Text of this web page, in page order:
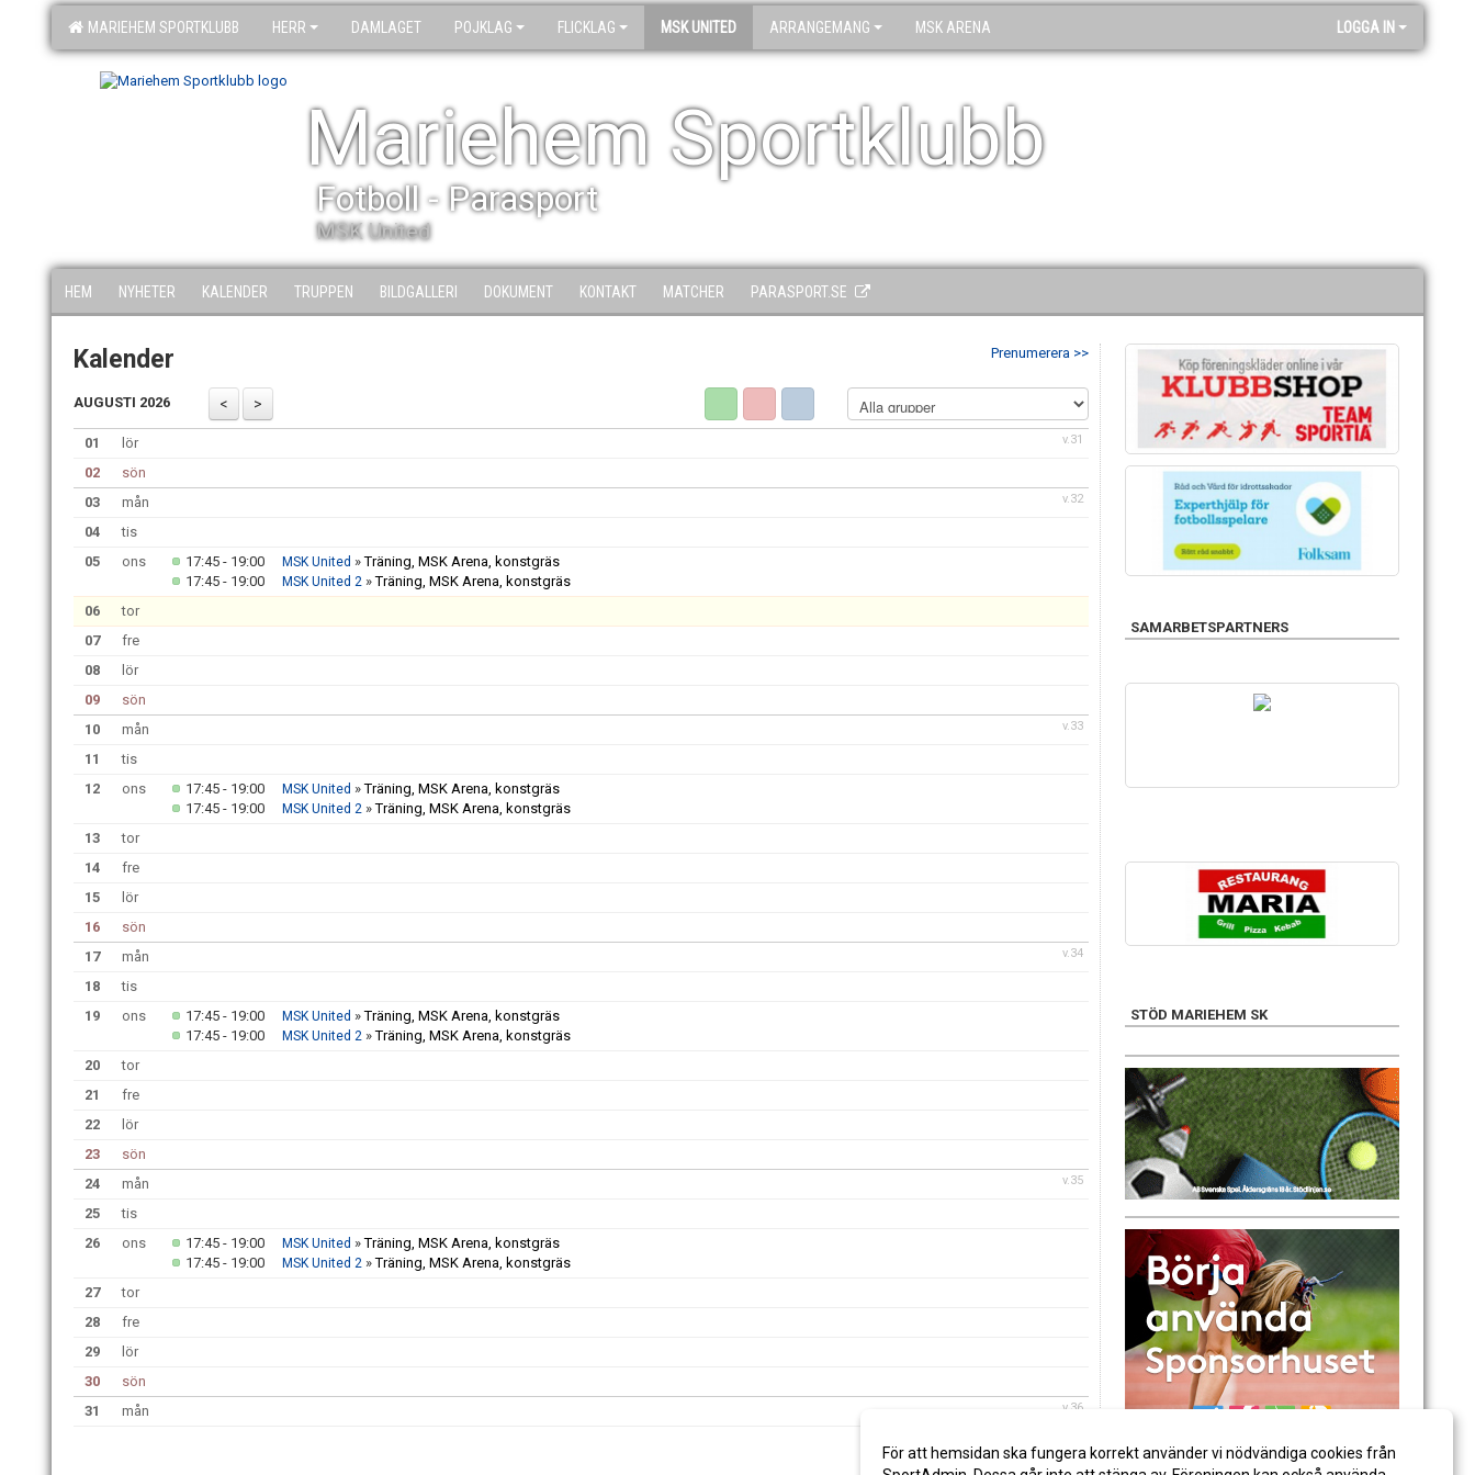
MARIEHEM SPORTKLUBB HERR DAMLAGET POJKLAG FLICKLAG MSK UNITED ARRANGEMANG MSK ARENA LOGGA IN
Mariehem Sportklubb
Fotboll - Parasport
MSK United
HEM NYHETER KALENDER TRUPPEN BILDGALLERI DOKUMENT KONTAKT MATCHER PARASPORT.SE
Prenumerera >>
Kalender
AUGUSTI 2026
v.31
01
lör
02
sön
v.32
03
mån
04
tis
05
ons 17:45 - 19:00 MSK United »Träning, MSK Arena, konstgräs
17:45 - 19:00
MSK United 2 »Träning, MSK Arena, konstgräs
06
tor
07
fre
08
lör
09
sön
v.33
10
mån
11
tis
12
ons 17:45 - 19:00 MSK United »Träning, MSK Arena, konstgräs
17:45 - 19:00
MSK United 2 »Träning, MSK Arena, konstgräs
13
tor
14
fre
15
lör
16
sön
v.34
17
mån
18
tis
19
ons 17:45 - 19:00 MSK United »Träning, MSK Arena, konstgräs
17:45 - 19:00
MSK United 2 »Träning, MSK Arena, konstgräs
20
tor
21
fre
22
lör
23
sön
v.35
24
mån
25
tis
26
ons 17:45 - 19:00 MSK United »Träning, MSK Arena, konstgräs
17:45 - 19:00
MSK United 2 »Träning, MSK Arena, konstgräs
27
tor
28
fre
29
lör
30
sön
v.36
31 mån
SAMARBETSPARTNERS
STÖD MARIEHEM SK
För att hemsidan ska fungera korrekt använder vi nödvändiga cookies från